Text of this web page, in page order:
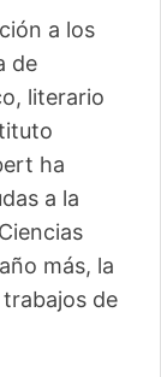
a los
de
literario
ha
a la
más, la
de